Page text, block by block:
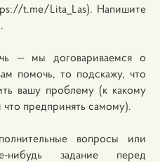
t.me/Lita_Las). Напишите
— мы договариваемся о
помочь, то подскажу, что
вашу проблему (к какому
предпринять самому).
вопросы или
нибудь задание перед